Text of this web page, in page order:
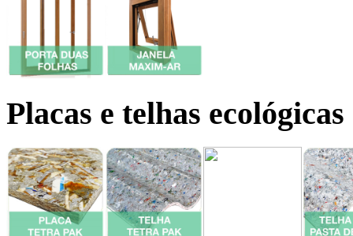
Placas e telhas ecológicas